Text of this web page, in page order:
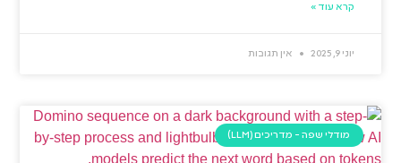
קרא עוד »
יוני 9, 2025 אין תגובות
מודלי שפה - מדריכים (LLM)